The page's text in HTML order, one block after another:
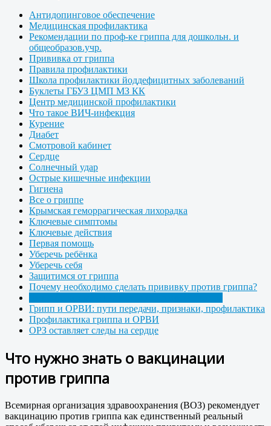
Антидопинговое обеспечение
Медицинская профилактика
Рекомендации по проф-ке гриппа для дошкольн. и
общеобразов.учр.
Прививка от гриппа
Правила профилактики
Школа профилактики йоддефицитных заболеваний
Буклеты ГБУЗ ЦМП МЗ КК
Центр медицинской профилактики
Что такое ВИЧ-инфекция
Курение
Диабет
Смотровой кабинет
Сердце
Солнечный удар
Острые кишечные инфекции
Гигиена
Все о гриппе
Крымская геморрагическая лихорадка
Ключевые симптомы
Ключевые действия
Первая помощь
Уберечь ребёнка
Уберечь себя
Защитимся от гриппа
Почему необходимо сделать прививку против гриппа?
Грипп и ОРВИ: пути передачи, признаки, профилактика
Профилактика гриппа и ОРВИ
ОРЗ оставляет следы на сердце
Что нужно знать о вакцинации
против гриппа
Всемирная организация здравоохранения (ВОЗ) рекомендует
вакцинацию против гриппа как единственный реальный